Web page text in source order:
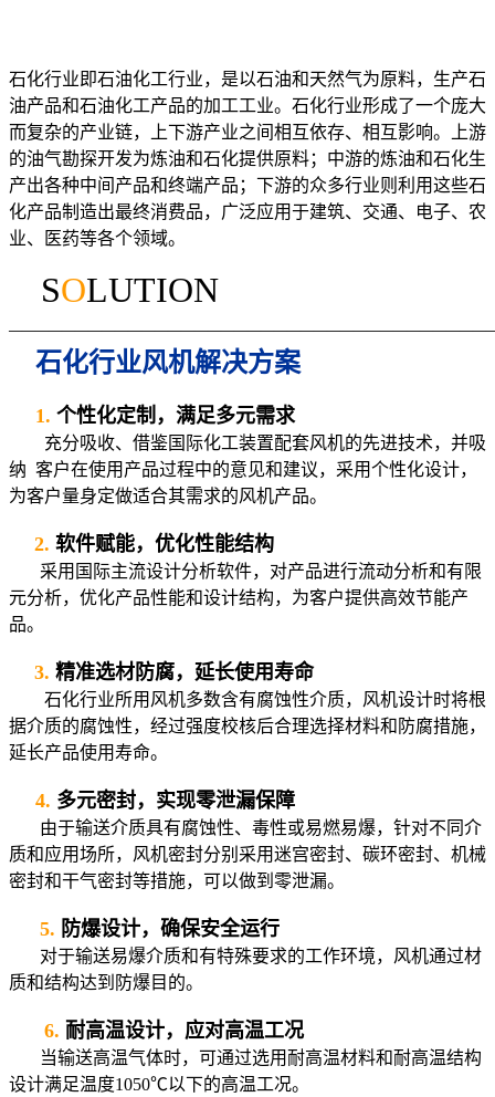
石化行业即石油化工行业，是以石油和天然气为原料，生产石
油产品和石油化工产品的加工工业。石化行业形成了一个庞大
而复杂的产业链，上下游产业之间相互依存、相互影响。上游
的油气勘探开发为炼油和石化提供原料；中游的炼油和石化生
产出各种中间产品和终端产品；下游的众多行业则利用这些石
化产品制造出最终消费品，广泛应用于建筑、交通、电子、农
业、医药等各个领域。
SOLUTION
石化行业风机解决方案
1. 个性化定制，满足多元需求
充分吸收、借鉴国际化工装置配套风机的先进技术，并吸
纳 客户在使用产品过程中的意见和建议，采用个性化设计，
为客户量身定做适合其需求的风机产品。
2. 软件赋能，优化性能结构
采用国际主流设计分析软件，对产品进行流动分析和有限
元分析，优化产品性能和设计结构，为客户提供高效节能产
品。
3. 精准选材防腐，延长使用寿命
石化行业所用风机多数含有腐蚀性介质，风机设计时将根
据介质的腐蚀性，经过强度校核后合理选择材料和防腐措施，
延长产品使用寿命。
4. 多元密封，实现零泄漏保障
由于输送介质具有腐蚀性、毒性或易燃易爆，针对不同介
质和应用场所，风机密封分别采用迷宫密封、碳环密封、机械
密封和干气密封等措施，可以做到零泄漏。
5. 防爆设计，确保安全运行
对于输送易爆介质和有特殊要求的工作环境，风机通过材
质和结构达到防爆目的。
6. 耐高温设计，应对高温工况
当输送高温气体时，可通过选用耐高温材料和耐高温结构
设计满足温度1050℃以下的高温工况。